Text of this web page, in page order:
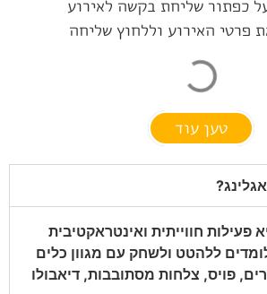
טען עוד
פעילות חווייתית ואינטראקטיבית
ללהטט ולשחק עם מגוון כלים
פויס, צלחות מסתובבות, דיאבולו